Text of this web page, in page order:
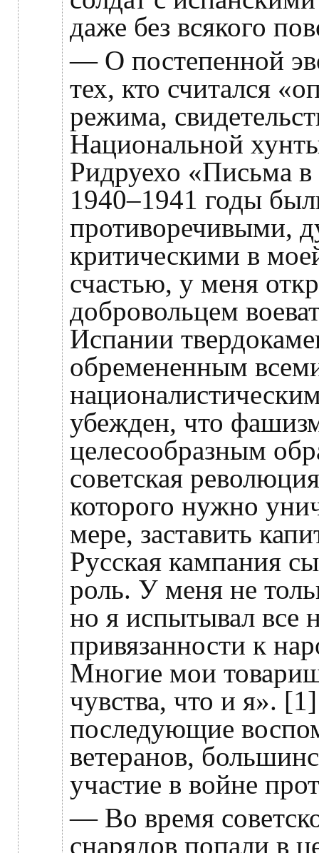
даже без всякого
— О постепенной
тех, кто считался
режима,
Национальной
Ридруехо «Письма
1940–1941 годы
противоречивыми,
критическими в
счастью, у меня
добровольцем
Испании
обремененным
убежден, что
целесообразным
советская
которого нужно
мере, заставить
Русская кампания
роль. У меня не
но я испытывал все
привязанности к
Многие мои
чувства, что и я».
последующие
ветеранов,
участие в войне
— Во время
снарядов попали в